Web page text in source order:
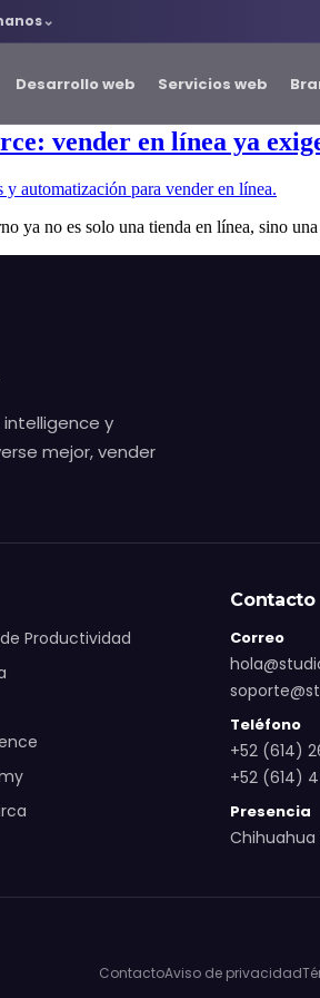
Desarrollo web Servicios web
vender en línea ya
ya no es solo una tienda en línea, sino
intelligence y
mejor, vender
Productividad
Contacto
Correo
Teléfono
+52 (614)
+52 (614)
Presencia
Chihuahua
ContactoAviso de privacidad